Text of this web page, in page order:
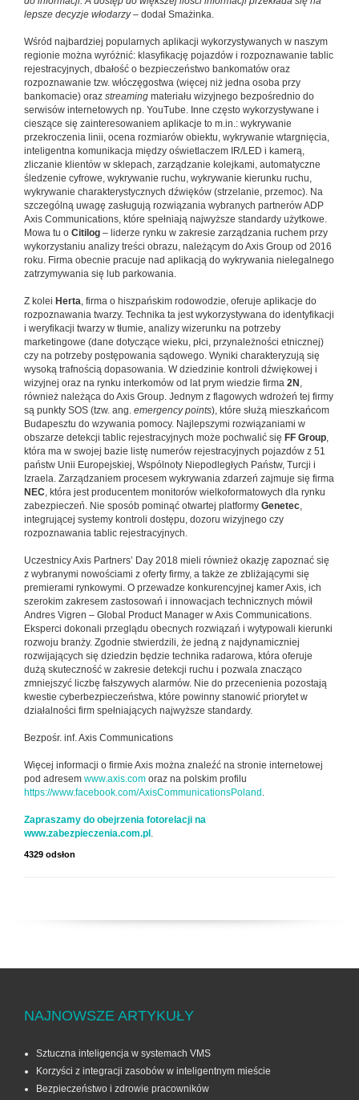
lepsze decyzje włodarzy– dodał Smażinka.
Wśród najbardziej popularnych aplikacji wykorzystywanych w naszym
regionie można wyróżnić: klasyfikację pojazdów i rozpoznawanie tablic
rejestracyjnych, dbałość o bezpieczeństwo bankomatów oraz
rozpoznawanie tzw. włóczęgostwa (więcej niż jedna osoba przy
bankomacie) oraz streaming materiału wizyjnego bezpośrednio do
serwisów internetowych np. YouTube. Inne często wykorzystywane i
cieszące się zainteresowaniem aplikacje to m.in.: wykrywanie
przekroczenia linii, ocena rozmiarów obiektu, wykrywanie wtargnięcia,
inteligentna komunikacja między oświetlaczem IR/LED i kamerą,
zliczanie klientów w sklepach, zarządzanie kolejkami, automatyczne
śledzenie cyfrowe, wykrywanie ruchu, wykrywanie kierunku ruchu,
wykrywanie charakterystycznych dźwięków (strzelanie, przemoc). Na
szczególną uwagę zasługują rozwiązania wybranych partnerów ADP
Axis Communications, które spełniają najwyższe standardy użytkowe.
Mowa tu o Citilog – liderze rynku w zakresie zarządzania ruchem przy
wykorzystaniu analizy treści obrazu, należącym do Axis Group od 2016
roku. Firma obecnie pracuje nad aplikacją do wykrywania nielegalnego
zatrzymywania się lub parkowania.
Z kolei Herta, firma o hiszpańskim rodowodzie, oferuje aplikacje do
rozpoznawania twarzy. Technika ta jest wykorzystywana do identyfikacji
i weryfikacji twarzy w tłumie, analizy wizerunku na potrzeby
marketingowe (dane dotyczące wieku, płci, przynależności etnicznej)
czy na potrzeby postępowania sądowego. Wyniki charakteryzują się
wysoką trafnością dopasowania. W dziedzinie kontroli dźwiękowej i
wizyjnej oraz na rynku interkomów od lat prym wiedzie firma 2N ,
również należąca do Axis Group. Jednym z flagowych wdrożeń tej firmy
są punkty SOS (tzw. ang. emergency points), które służą mieszkańcom
Budapesztu do wzywania pomocy. Najlepszymi rozwiązaniami w
obszarze detekcji tablic rejestracyjnych może pochwalić się FF Group,
która ma w swojej bazie listę numerów rejestracyjnych pojazdów z 51
państw Unii Europejskiej, Wspólnoty Niepodległych Państw, Turcji i
Izraela. Zarządzaniem procesem wykrywania zdarzeń zajmuje się firma
NEC, która jest producentem monitorów wielkoformatowych dla rynku
zabezpieczeń. Nie sposób pominąć otwartej platformy Genetec,
integrującej systemy kontroli dostępu, dozoru wizyjnego czy
rozpoznawania tablic rejestracyjnych.
Uczestnicy Axis Partners’ Day 2018 mieli również okazję zapoznać się
z wybranymi nowościami z oferty firmy, a także ze zbliżającymi się
premierami rynkowymi. O przewadze konkurencyjnej kamer Axis, ich
szerokim zakresem zastosowań i innowacjach technicznych mówił
Andres Vigren – Global Product Manager w Axis Communications.
Eksperci dokonali przeglądu obecnych rozwiązań i wytypowali kierunki
rozwoju branży. Zgodnie stwierdzili, że jedną z najdynamiczniej
rozwijających się dziedzin będzie technika radarowa, która oferuje
dużą skuteczność w zakresie detekcji ruchu i pozwala znacząco
zmniejszyć liczbę fałszywych alarmów. Nie do przecenienia pozostają
kwestie cyberbezpieczeństwa, które powinny stanowić priorytet w
działalności firm spełniających najwyższe standardy.
Bezpośr. inf. Axis Communications
Więcej informacji o firmie Axis można znaleźć na stronie internetowej
pod adresem www.axis.com oraz na polskim profilu
https://www.facebook.com/AxisCommunicationsPoland .
Zapraszamy do obejrzenia fotorelacji na
www.zabezpieczenia.com.pl .
4329 odsłon
NAJNOWSZE ARTYKUŁY
Sztuczna inteligencja w systemach VMS
Korzyści z integracji zasobów w inteligentnym mieście
Bezpieczeństwo i zdrowie pracowników